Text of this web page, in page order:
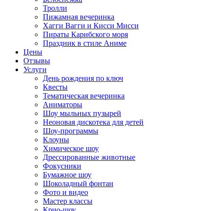
Тролли
Пижамная вечеринка
Хагги Вагги и Кисси Мисси
Пираты Карибского моря
Праздник в стиле Аниме
Цены
Отзывы
Услуги
День рождения по ключ
Квесты
Тематическая вечеринка
Аниматоры
Шоу мыльных пузырей
Неоновая дискотека для детей
Шоу-программы
Клоуны
Химическое шоу
Дрессированные животные
Фокусники
Бумажное шоу
Шоколадный фонтан
Фото и видео
Мастер классы